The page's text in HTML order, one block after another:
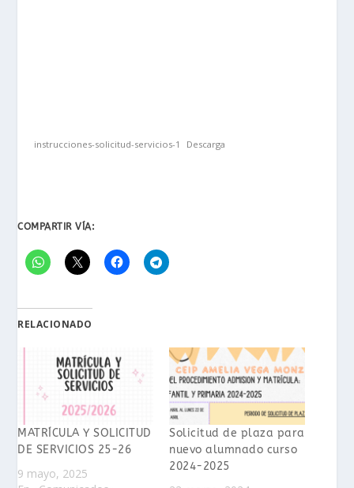
instrucciones-solicitud-servicios-1 Descarga
COMPARTIR VÍA:
RELACIONADO
MATRÍCULA Y SOLICITUD
DE SERVICIOS 25-26
9 mayo, 2025
Solicitud de plaza para
nuevo alumnado curso
2024-2025